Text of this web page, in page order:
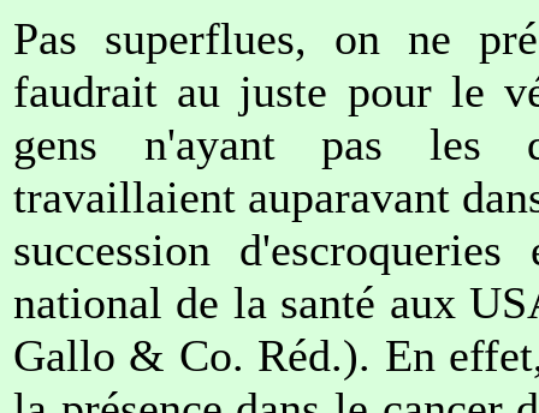
Pas superflues, on ne
faudrait au juste pour le
gens n'ayant pas les
travaillaient auparavant
succession
national de la santé aux
Gallo & Co. Réd.). En